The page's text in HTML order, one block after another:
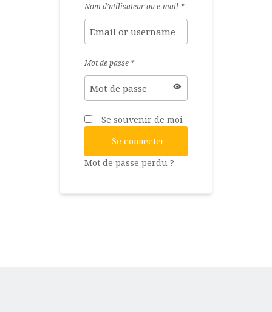
Nom d’utilisateur ou e-mail *
Mot de passe *
Se souvenir de moi
Se connecter
Mot de passe perdu ?